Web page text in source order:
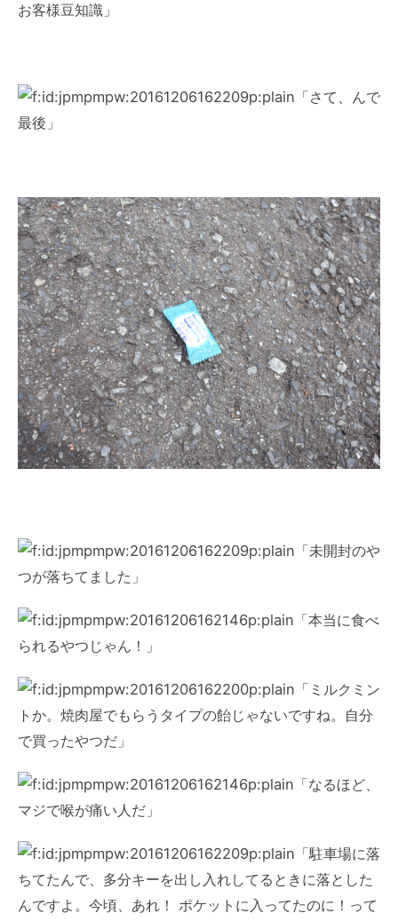
お客様豆知識」
「さて、んで
最後」
「未開封のや
つが落ちてました」
「本当に食べ
られるやつじゃん！」
「ミルクミン
トか。焼肉屋でもらうタイプの飴じゃないですね。自分
で買ったやつだ」
「なるほど、
マジで喉が痛い人だ」
「駐車場に落
ちてたんで、多分キーを出し入れしてるときに落とした
んですよ。今頃、あれ！ ポケットに入ってたのに！って